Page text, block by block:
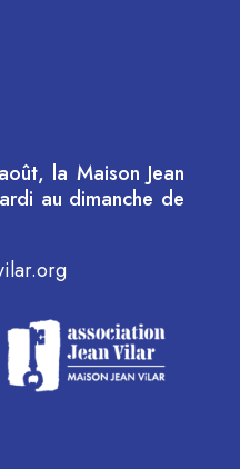
la Maison Jean
au dimanche de